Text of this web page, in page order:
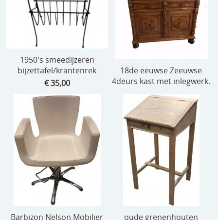
1950's smeedijzeren
bijzettafel/krantenrek
€ 35,00
18de eeuwse Zeeuwse
4deurs kast met inlegwerk.
Barbizon Nelson Mobilier oude grenenhouten